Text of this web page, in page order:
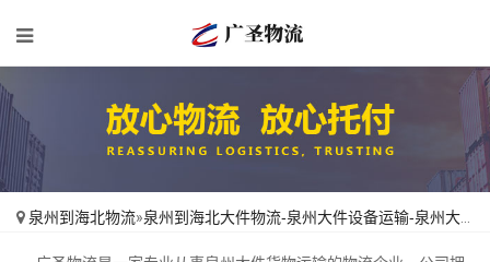
泉州到海北物流»泉州到海北大件物流-泉州大件设备运输-泉州大件物品托运